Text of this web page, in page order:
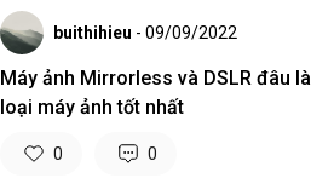
buithihieu - 09/09/2022
Máy ảnh Mirrorless và DSLR đâu là
loại máy ảnh tốt nhất
0 0